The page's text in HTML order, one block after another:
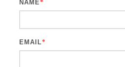
NAME*
EMAIL*